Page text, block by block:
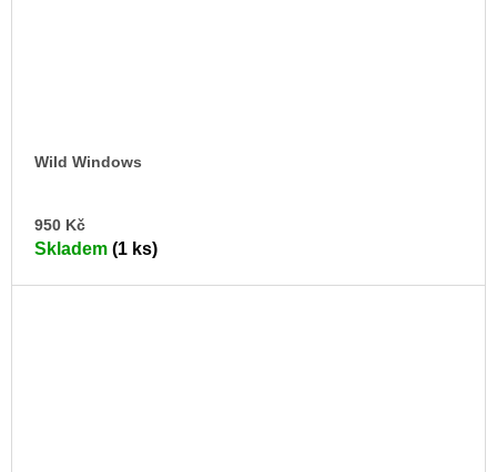
Wild Windows
950 Kč
Skladem (1 ks)